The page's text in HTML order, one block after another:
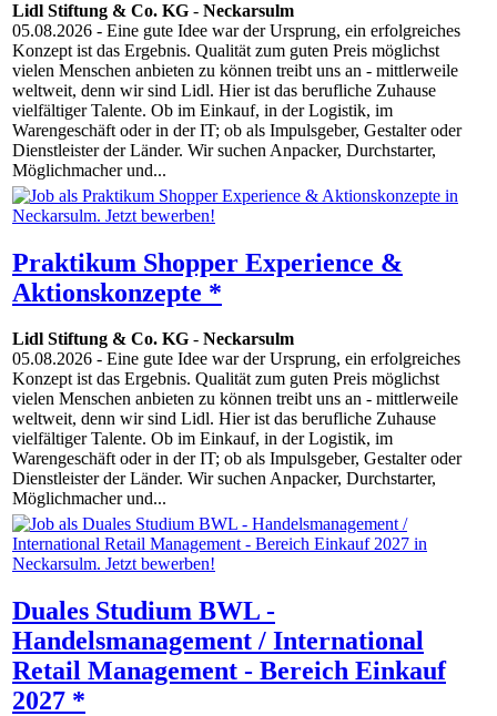
Lidl Stiftung & Co. KG - Neckarsulm
05.08.2026 - Eine gute Idee war der Ursprung, ein erfolgreiches
Konzept ist das Ergebnis. Qualität zum guten Preis möglichst
vielen Menschen anbieten zu können treibt uns an - mittlerweile
weltweit, denn wir sind Lidl. Hier ist das berufliche Zuhause
vielfältiger Talente. Ob im Einkauf, in der Logistik, im
Warengeschäft oder in der IT; ob als Impulsgeber, Gestalter oder
Dienstleister der Länder. Wir suchen Anpacker, Durchstarter,
Möglichmacher und...
Praktikum Shopper Experience &
Aktionskonzepte *
Lidl Stiftung & Co. KG - Neckarsulm
05.08.2026 - Eine gute Idee war der Ursprung, ein erfolgreiches
Konzept ist das Ergebnis. Qualität zum guten Preis möglichst
vielen Menschen anbieten zu können treibt uns an - mittlerweile
weltweit, denn wir sind Lidl. Hier ist das berufliche Zuhause
vielfältiger Talente. Ob im Einkauf, in der Logistik, im
Warengeschäft oder in der IT; ob als Impulsgeber, Gestalter oder
Dienstleister der Länder. Wir suchen Anpacker, Durchstarter,
Möglichmacher und...
Duales Studium BWL -
Handelsmanagement / International
Retail Management - Bereich Einkauf
2027 *